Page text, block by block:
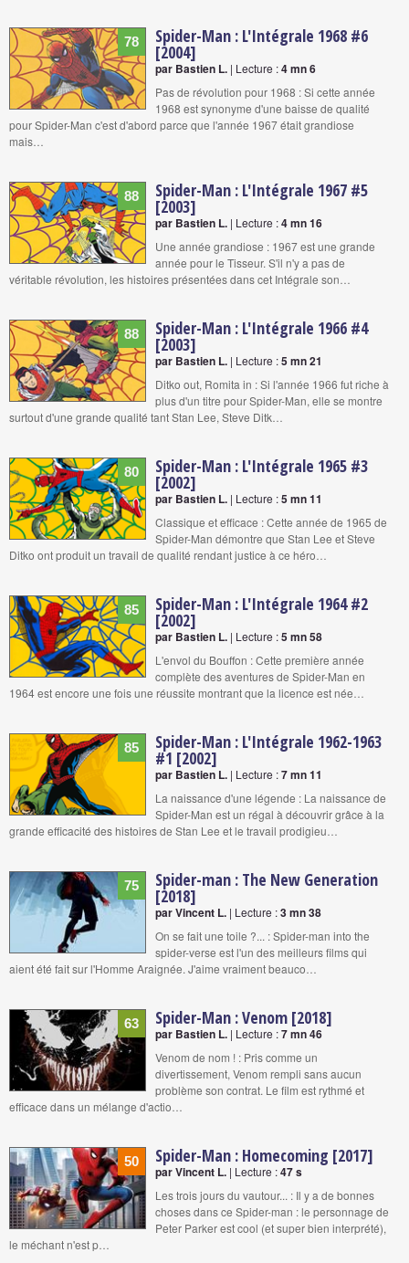
78 Spider-Man : L'Intégrale 1968 #6
[2004]
par Bastien L. | Lecture :4 mn 6
Pas de révolution pour 1968 : Si cette année
1968 est synonyme d'une baisse de qualité
pour Spider-Man c'est d'abord parce que l'année 1967 était grandiose
mais…
88 Spider-Man : L'Intégrale 1967 #5
[2003]
par Bastien L. | Lecture :4 mn 16
Une année grandiose : 1967 est une grande
année pour le Tisseur. S'il n'y a pas de
véritable révolution, les histoires présentées dans cet Intégrale son…
88 Spider-Man : L'Intégrale 1966 #4
[2003]
par Bastien L. | Lecture :5 mn 21
Ditko out, Romita in : Si l'année 1966 fut riche à
plus d'un titre pour Spider-Man, elle se montre
surtout d'une grande qualité tant Stan Lee, Steve Ditk…
80 Spider-Man : L'Intégrale 1965 #3
[2002]
par Bastien L. | Lecture :5 mn 11
Classique et efficace : Cette année de 1965 de
Spider-Man démontre que Stan Lee et Steve
Ditko ont produit un travail de qualité rendant justice à ce héro…
85 Spider-Man : L'Intégrale 1964 #2
[2002]
par Bastien L. | Lecture :5 mn 58
L'envol du Bouffon : Cette première année
complète des aventures de Spider-Man en
1964 est encore une fois une réussite montrant que la licence est née…
85 Spider-Man : L'Intégrale 1962-1963
#1 [2002]
par Bastien L. | Lecture :7 mn 11
La naissance d'une légende : La naissance de
Spider-Man est un régal à découvrir grâce à la
grande efficacité des histoires de Stan Lee et le travail prodigieu…
75 Spider-man : The New Generation
[2018]
par Vincent L. | Lecture :3 mn 38
On se fait une toile ?... : Spider-man into the
spider-verse est l'un des meilleurs films qui
aient été fait sur l'Homme Araignée. J'aime vraiment beauco…
63 Spider-Man : Venom [2018]
par Bastien L. | Lecture :7 mn 46
Venom de nom ! : Pris comme un
divertissement, Venom rempli sans aucun
problème son contrat. Le film est rythmé et
efficace dans un mélange d'actio…
50 Spider-Man : Homecoming [2017]
par Vincent L. | Lecture :47 s
Les trois jours du vautour... : Il y a de bonnes
choses dans ce Spider-man : le personnage de
Peter Parker est cool (et super bien interprété),
le méchant n'est p…